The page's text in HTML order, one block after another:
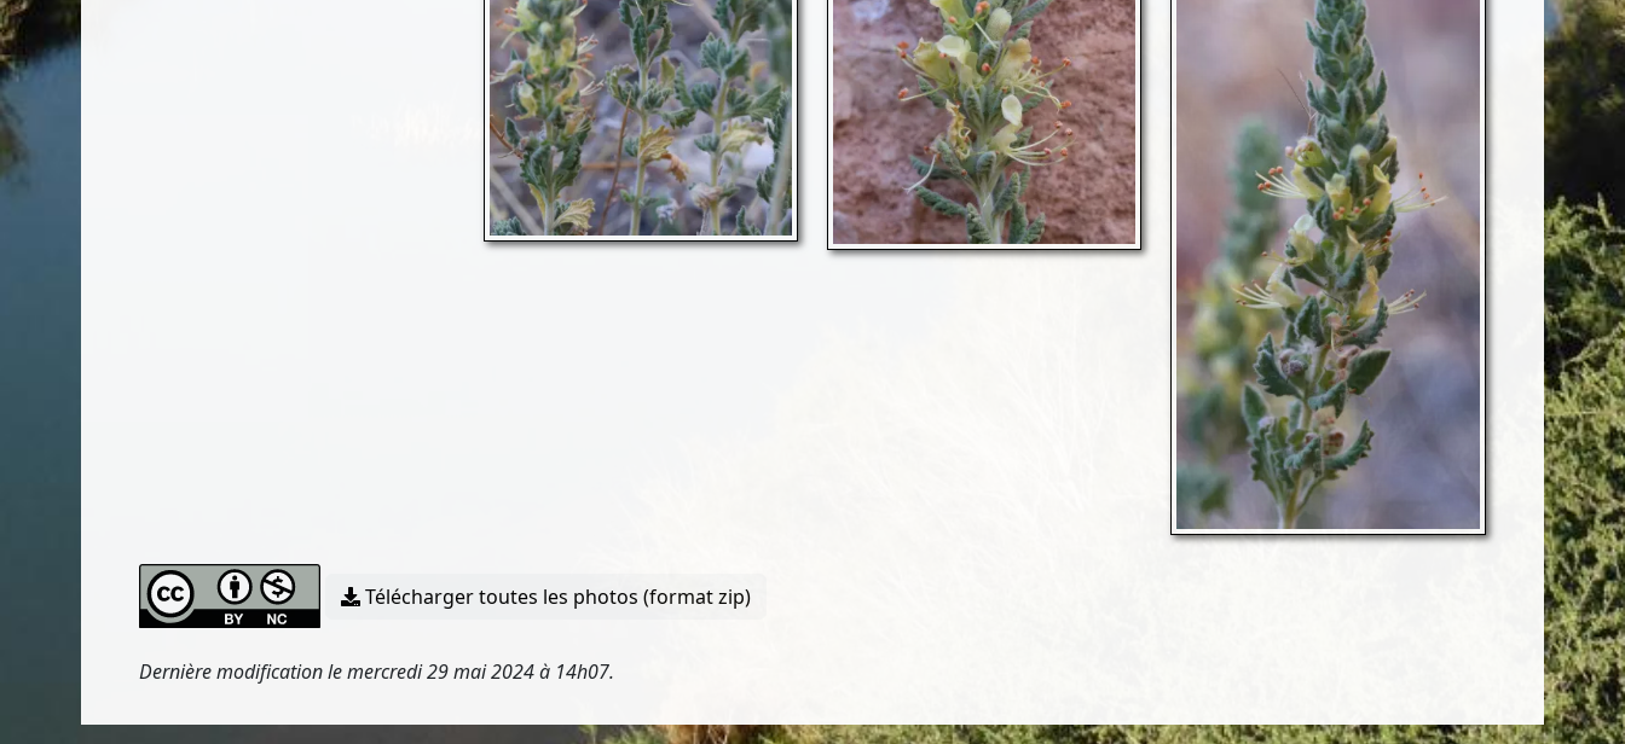
Télécharger toutes les photos (format zip)
Dernière modification le mercredi 29 mai 2024 à 14h07.